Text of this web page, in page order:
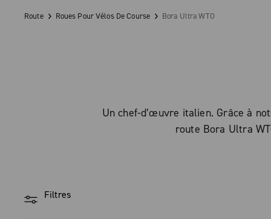
Route Roues Pour Vélos De Course Bora Ultra WTO
Un chef-d’œuvre italien. Grâce à
route Bora Ultra
Filtres